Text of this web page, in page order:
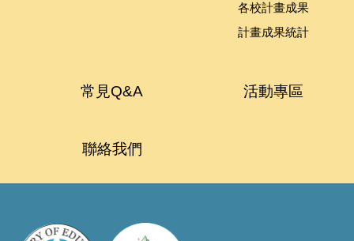
各校計畫成果
計畫成果統計
常見Q&A 活動專區
聯絡我們